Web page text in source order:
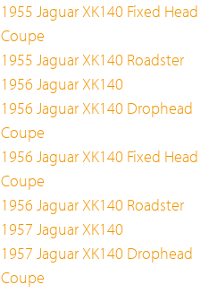
1955 Jaguar XK140 Fixed Head
Coupe
1955 Jaguar XK140 Roadster
1956 Jaguar XK140
1956 Jaguar XK140 Drophead
Coupe
1956 Jaguar XK140 Fixed Head
Coupe
1956 Jaguar XK140 Roadster
1957 Jaguar XK140
1957 Jaguar XK140 Drophead
Coupe